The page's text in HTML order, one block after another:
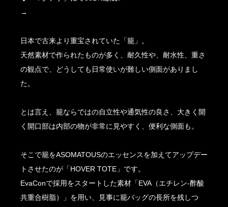
→
日本で古来より重宝されていた「籠」。
天然素材で作られたものが多く、耐久性や、耐水性、重さ
の観点で、どうしても日常使いが難しい側面がありまし
た。
とは言え、籠ならではの自立性や通気性の良さ、大きく開
く開口部は内部の物が非常に見やすく、便利な側面も。
そこで籠をASOMATOUSのエッセンスを加えてアップデー
トさせたのが「HOVER TOTE」です。
EvaConで採用をスタートした素材「EVA（エチレン-酢酸
共重合樹脂）」を用い、見事に籠バッグの長所を残しつ